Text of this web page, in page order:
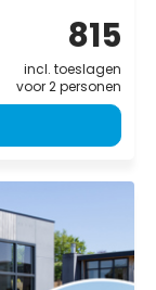
815
incl. toeslagen
voor 2 personen